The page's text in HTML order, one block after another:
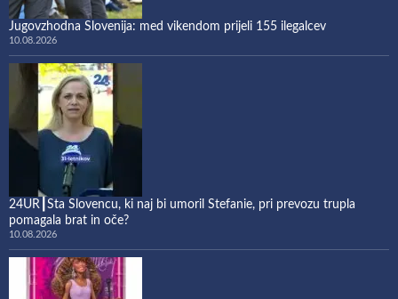
Jugovzhodna Slovenija: med vikendom prijeli 155 ilegalcev
10.08.2026
24UR┃Sta Slovencu, ki naj bi umoril Stefanie, pri prevozu trupla
pomagala brat in oče?
10.08.2026